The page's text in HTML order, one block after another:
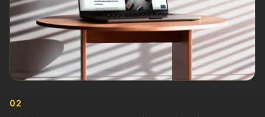
02